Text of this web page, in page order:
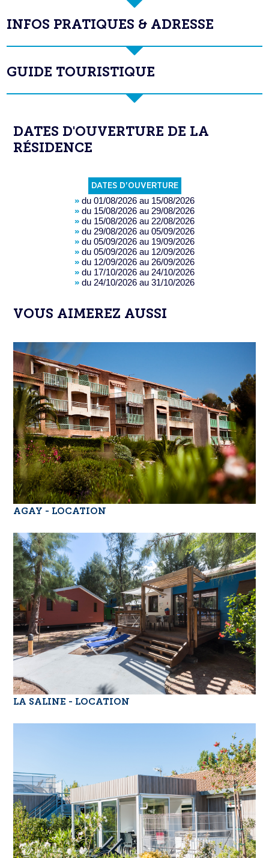
INFOS PRATIQUES & ADRESSE
GUIDE TOURISTIQUE
DATES D'OUVERTURE DE LA
RÉSIDENCE
DATES D'OUVERTURE
» du 01/08/2026 au 15/08/2026
» du 15/08/2026 au 29/08/2026
» du 15/08/2026 au 22/08/2026
» du 29/08/2026 au 05/09/2026
» du 05/09/2026 au 19/09/2026
» du 05/09/2026 au 12/09/2026
» du 12/09/2026 au 26/09/2026
» du 17/10/2026 au 24/10/2026
» du 24/10/2026 au 31/10/2026
VOUS AIMEREZ AUSSI
AGAY - LOCATION
LA SALINE - LOCATION